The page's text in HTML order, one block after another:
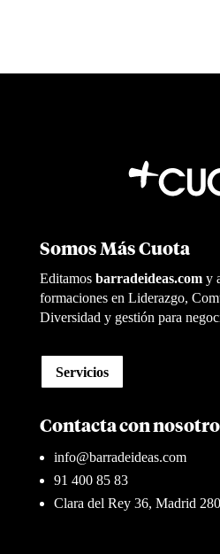
Somos Más Cuota
Editamosbarradeideas.com y
formaciones en Liderazgo,
Diversidad y gestión para
Servicios
Contacta con
info@barradeideas.com
91 400 85 83
Clara del Rey 36, Madrid